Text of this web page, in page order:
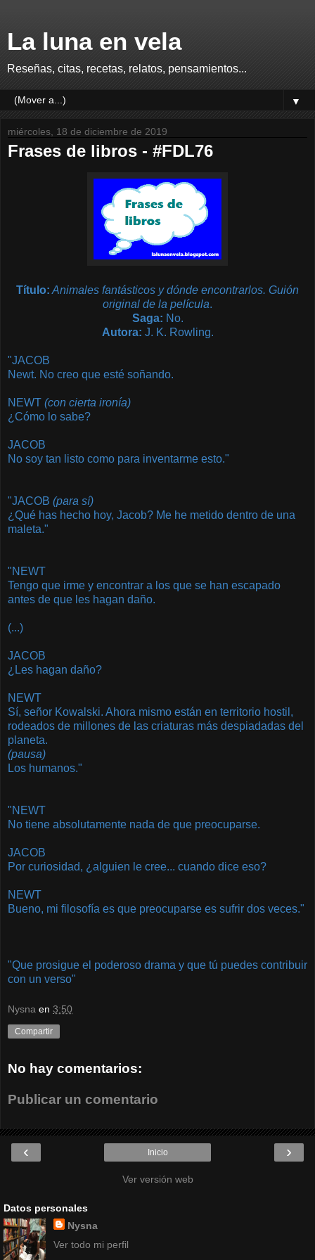
La luna en vela
Reseñas, citas, recetas, relatos, pensamientos...
▼
miércoles, 18 de diciembre de 2019
Frases de libros - #FDL76
Título: Animales fantásticos y dónde encontrarlos. Guión
original de la película.
Saga: No.
Autora: J. K. Rowling.
"JACOB
Newt. No creo que esté soñando.
NEWT (con cierta ironía)
¿Cómo lo sabe?
JACOB
No soy tan listo como para inventarme esto."
"JACOB (para sí)
¿Qué has hecho hoy, Jacob? Me he metido dentro de una
maleta."
"NEWT
Tengo que irme y encontrar a los que se han escapado
antes de que les hagan daño.
(...)
JACOB
¿Les hagan daño?
NEWT
Sí, señor Kowalski. Ahora mismo están en territorio hostil,
rodeados de millones de las criaturas más despiadadas del
planeta.
(pausa)
Los humanos."
"NEWT
No tiene absolutamente nada de que preocuparse.
JACOB
Por curiosidad, ¿alguien le cree... cuando dice eso?
NEWT
Bueno, mi filosofía es que preocuparse es sufrir dos veces."
"Que prosigue el poderoso drama y que tú puedes contribuir
con un verso"
Nysna en 3:50
Compartir
No hay comentarios:
Publicar un comentario
‹ ›
Inicio
Ver versión web
Datos personales
Nysna
Ver todo mi perfil